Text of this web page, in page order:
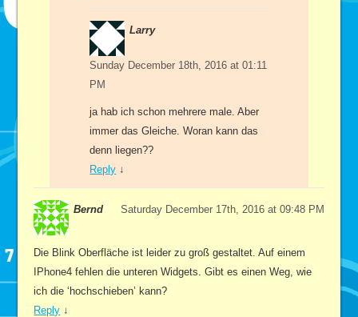
Larry
Sunday December 18th, 2016 at 01:11
PM
ja hab ich schon mehrere male. Aber
immer das Gleiche. Woran kann das
denn liegen??
Reply ↓
Bernd Saturday December 17th, 2016 at 09:48 PM
Die Blink Oberfläche ist leider zu groß gestaltet. Auf einem
IPhone4 fehlen die unteren Widgets. Gibt es einen Weg, wie
ich die ‘hochschieben’ kann?
Reply ↓